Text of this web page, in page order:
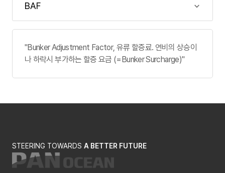
"Bunker Adjustment Factor, 유류 할증료. 연비의 상승이
나 하락시 부가하는 할증 요금 (=Bunker Surcharge)"
STEERING TOWARDS A BETTER FUTURE